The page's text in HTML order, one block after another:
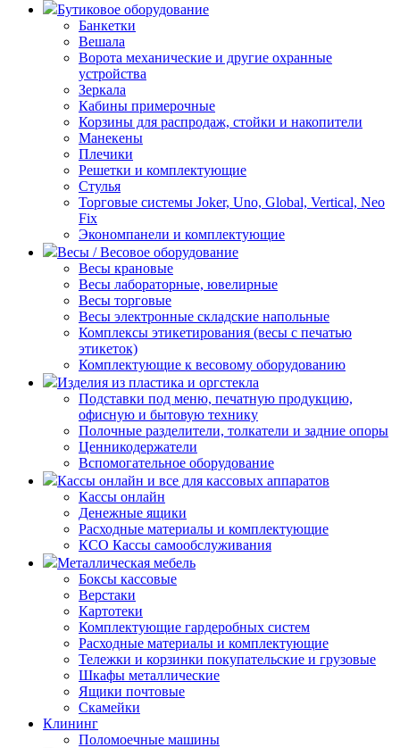
Бутиковое оборудование
Банкетки
Вешала
Ворота механические и другие охранные
устройства
Зеркала
Кабины примерочные
Корзины для распродаж, стойки и накопители
Манекены
Плечики
Решетки и комплектующие
Стулья
Торговые системы Joker, Uno, Global, Vertical, Neo
Fix
Экономпанели и комплектующие
Весы / Весовое оборудование
Весы крановые
Весы лабораторные, ювелирные
Весы торговые
Весы электронные складские напольные
Комплексы этикетирования (весы с печатью
этикеток)
Комплектующие к весовому оборудованию
Изделия из пластика и оргстекла
Подставки под меню, печатную продукцию,
офисную и бытовую технику
Полочные разделители, толкатели и задние опоры
Ценникодержатели
Вспомогательное оборудование
Кассы онлайн и все для кассовых аппаратов
Кассы онлайн
Денежные ящики
Расходные материалы и комплектующие
КСО Кассы самообслуживания
Металлическая мебель
Боксы кассовые
Верстаки
Картотеки
Комплектующие гардеробных систем
Расходные материалы и комплектующие
Тележки и корзинки покупательские и грузовые
Шкафы металлические
Ящики почтовые
Скамейки
Клининг
Поломоечные машины